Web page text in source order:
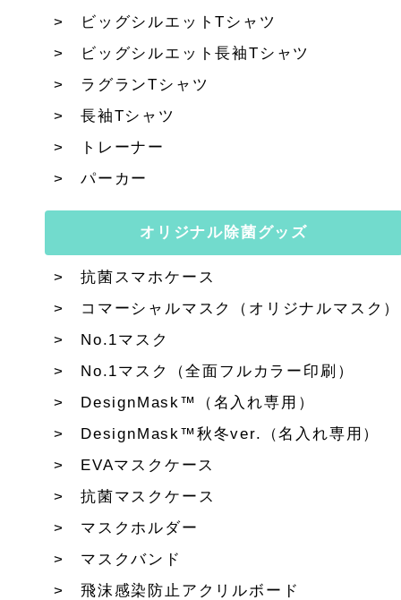
ビッグシルエットTシャツ
ビッグシルエット長袖Tシャツ
ラグランTシャツ
長袖Tシャツ
トレーナー
パーカー
オリジナル除菌グッズ
抗菌スマホケース
コマーシャルマスク（オリジナルマスク）
No.1マスク
No.1マスク（全面フルカラー印刷）
DesignMask™（名入れ専用）
DesignMask™秋冬ver.（名入れ専用）
EVAマスクケース
抗菌マスクケース
マスクホルダー
マスクバンド
飛沫感染防止アクリルボード